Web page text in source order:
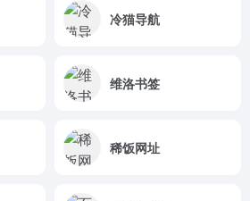
冷猫导航
维洛书签
稀饭网址